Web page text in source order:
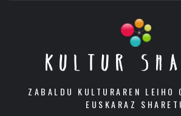
KULTUR
ZABALDU KULTURAREN LEIHO
EUSKARAZ